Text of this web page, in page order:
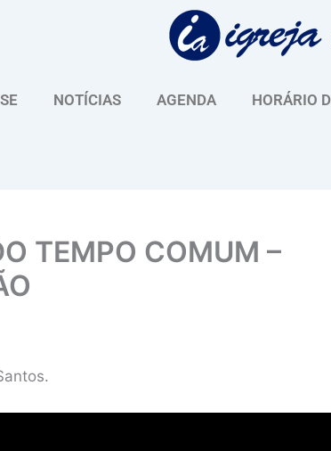
NOTÍCIAS AGENDA HORÁRIO
TEMPO COMUM –